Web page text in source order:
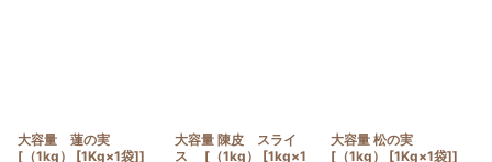
大容量 蓮の実
[（1kg） [1Kg×1袋]]
大容量 陳皮 スライ
ス [（1kg） [1kg×1
大容量 松の実
[（1kg） [1Kg×1袋]]